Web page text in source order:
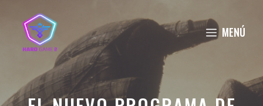
contenido
MENÚ